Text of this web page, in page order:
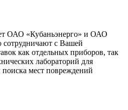
ОАО «Кубаньэнерго» и ОАО
с Вашей
как отдельных приборов, так
лабораторий для
мест повреждений